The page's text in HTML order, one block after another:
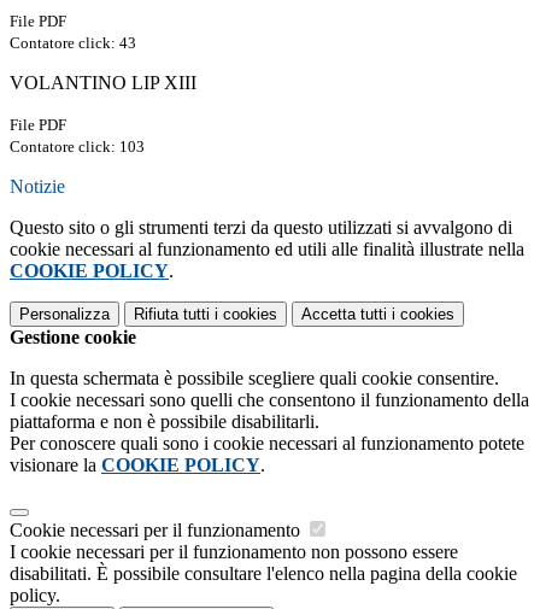
File PDF
Contatore click: 43
VOLANTINO LIP XIII
File PDF
Contatore click: 103
Notizie
Questo sito o gli strumenti terzi da questo utilizzati si avvalgono di
cookie necessari al funzionamento ed utili alle finalità illustrate nella
COOKIE POLICY.
Personalizza Rifiuta tutti i cookies Accetta tutti i cookies
Gestione cookie
In questa schermata è possibile scegliere quali cookie consentire.
I cookie necessari sono quelli che consentono il funzionamento della
piattaforma e non è possibile disabilitarli.
Per conoscere quali sono i cookie necessari al funzionamento potete
visionare la COOKIE POLICY.
Cookie necessari per il funzionamento
I cookie necessari per il funzionamento non possono essere
disabilitati. È possibile consultare l'elenco nella pagina della cookie
policy.